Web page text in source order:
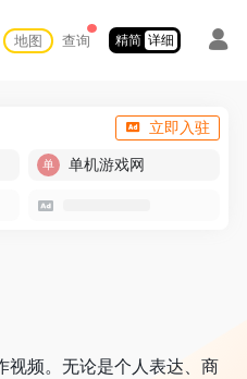
地图 查询 精简 详细
立即入驻
单机游戏网
视频。无论是个人表达、商